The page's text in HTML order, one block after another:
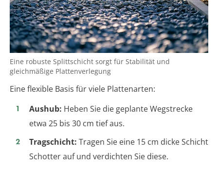
Eine robuste Splittschicht sorgt für Stabilität und
gleichmäßige Plattenverlegung
Eine flexible Basis für viele Plattenarten:
Aushub: Heben Sie die geplante Wegstrecke
etwa 25 bis 30 cm tief aus.
Tragschicht: Tragen Sie eine 15 cm dicke Schicht
Schotter auf und verdichten Sie diese.